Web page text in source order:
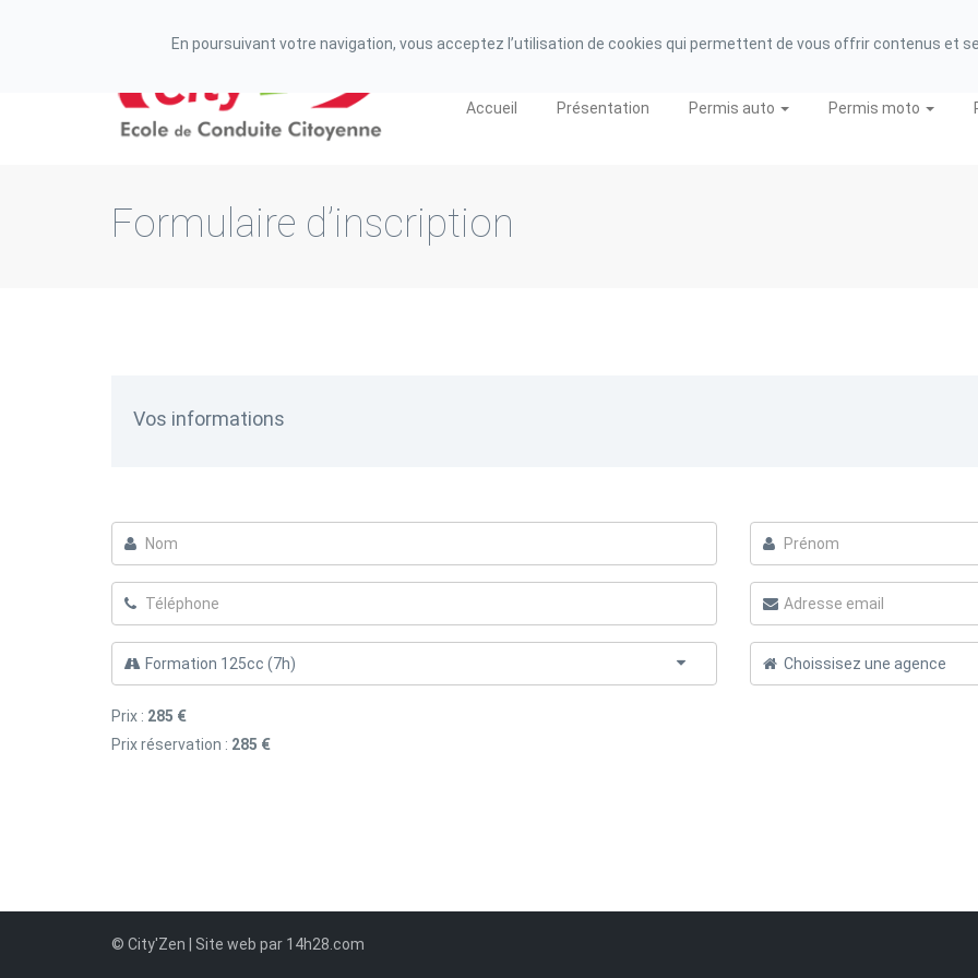
Accueil Présentation Permis auto Permis moto
Formulaire d’inscription
Vos informations
Prix : 285 €
Prix réservation : 285 €
© City'Zen | Site web par 14h28.com
En poursuivant votre navigation, vous acceptez l’utilisation de cookies qui permettent de vous offrir contenus et